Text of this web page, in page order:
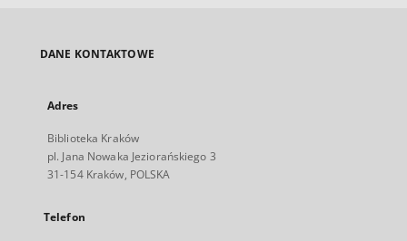
DANE KONTAKTOWE
Adres
Biblioteka Kraków
pl. Jana Nowaka Jeziorańskiego 3
31-154 Kraków, POLSKA
Telefon